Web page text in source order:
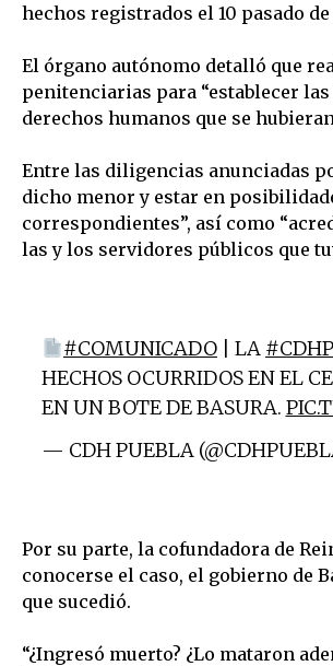
hechos registrados el 10 pasado
El órgano autónomo detalló que
penitenciarias para “establecer
derechos humanos que se
Entre las diligencias anunciadas
dicho menor y estar en
correspondientes”, así como
las y los servidores públicos que
#COMUNICADO | LA
HECHOS OCURRIDOS EN EL
EN UN BOTE DE BASURA.
— CDH PUEBLA
Por su parte, la cofundadora de
conocerse el caso, el gobierno de
que sucedió.
“¿Ingresó muerto? ¿Lo mataron